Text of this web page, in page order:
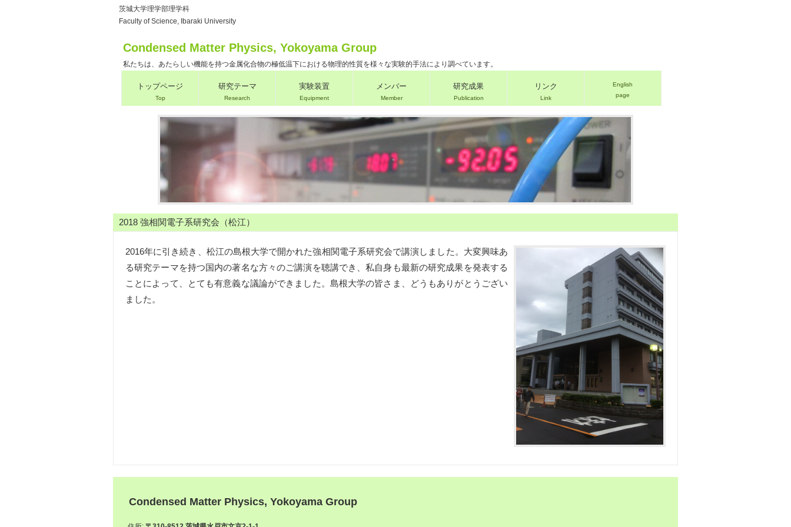
茨城大学理学部理学科
Faculty of Science, Ibaraki University
Condensed Matter Physics, Yokoyama Group
私たちは、あたらしい機能を持つ金属化合物の極低温下における物理的性質を様々な実験的手法により調べています。
トップページ
Top
研究テーマ
Research
実験装置
Equipment
メンバー
Member
研究成果
Publication
リンク
Link
English
page
2018 強相関電子系研究会（松江）
2016年に引き続き、松江の島根大学で開かれた強相関電子系研究会で講演しました。大変興味あ
る研究テーマを持つ国内の著名な方々のご講演を聴講でき、私自身も最新の研究成果を発表する
ことによって、とても有意義な議論ができました。島根大学の皆さま、どうもありがとうござい
ました。
Condensed Matter Physics, Yokoyama Group